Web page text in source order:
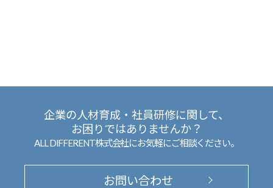
企業の人材育成・社員研修に関して、
お困りではありませんか？
ALL DIFFERENT株式会社にお気軽にご相談ください。
お問い合わせ